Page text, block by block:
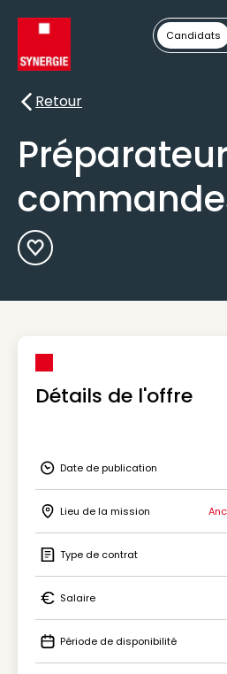
Candidats
Retour
Retour
Ajouter aux Favoris
Détails de l'offre
Icon Date de publication
Date de publication
Icon Lieu de la mission
Lieu de la mission
Icon Type de contrat
Type de contrat
Icon Salaire
Salaire
Icon Période de disponibilité
Période de disponibilité